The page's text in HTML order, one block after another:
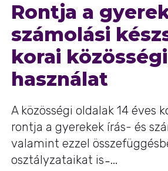
Rontja a
számolási
korai
használat
A közösségi oldalak 14 éves
rontja a gyerekek írás- és
valamint ezzel
osztályzataikat is ̵ ...